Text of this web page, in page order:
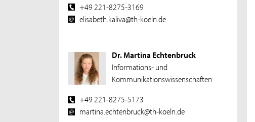
+49 221-8275-3169
elisabeth.kaliva@th-koeln.de
Dr. Martina Echtenbruck
Informations- und
Kommunikationswissenschaften
+49 221-8275-5173
martina.echtenbruck@th-koeln.de